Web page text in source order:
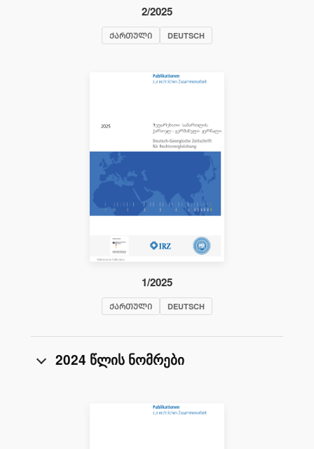
2/2025
ᲥᲐᲠᲗᲣᲚᲘ DEUTSCH
1/2025
ᲥᲐᲠᲗᲣᲚᲘ DEUTSCH
2024 წლის ნომრები